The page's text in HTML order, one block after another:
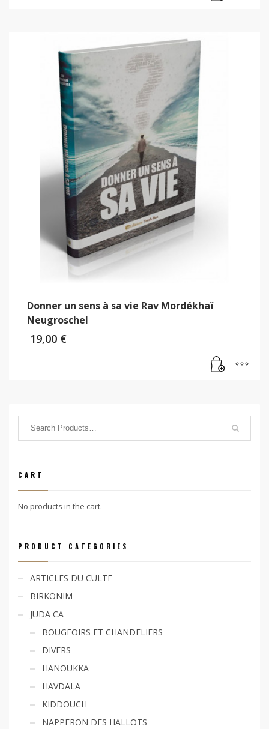
Donner un sens à sa vie Rav Mordékhaï
Neugroschel
19,00 €
CART
No products in the cart.
PRODUCT CATEGORIES
ARTICLES DU CULTE
BIRKONIM
JUDAÏCA
BOUGEOIRS ET CHANDELIERS
DIVERS
HANOUKKA
HAVDALA
KIDDOUCH
NAPPERON DES HALLOTS